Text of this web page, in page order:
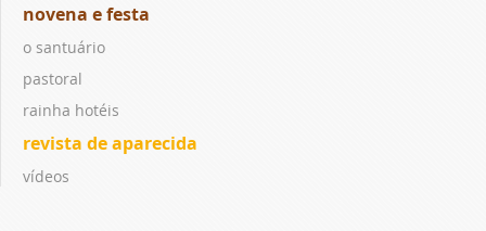
novena e festa
o santuário
pastoral
rainha hotéis
revista de aparecida
vídeos